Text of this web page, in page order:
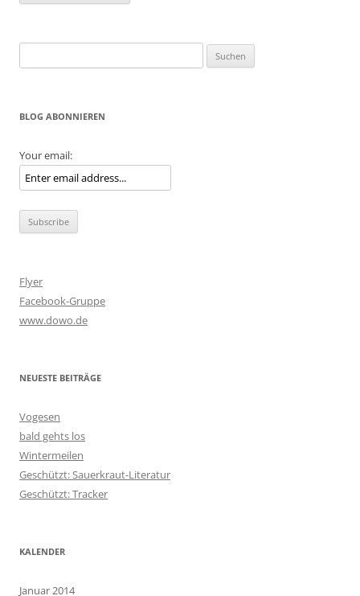
nach:
BLOG ABONNIEREN
Your email:
Flyer
Facebook-Gruppe
www.dowo.de
NEUESTE BEITRÄGE
Vogesen
bald gehts los
Wintermeilen
Geschützt: Sauerkraut-Literatur
Geschützt: Tracker
KALENDER
Januar 2014